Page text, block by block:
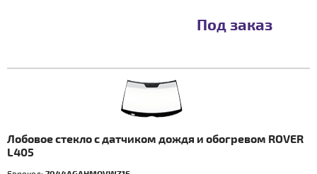
Под заказ
Лобовое стекло с датчиком дождя и обогревом ROVER
L405